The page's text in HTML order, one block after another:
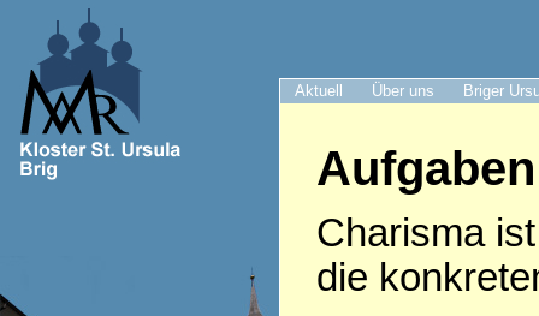
Aktuell Über uns Briger
Charisma
die